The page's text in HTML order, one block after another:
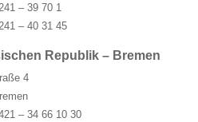
– 39 70 1
– 40 31 45
Republik – Bremen
4
– 34 66 10 30